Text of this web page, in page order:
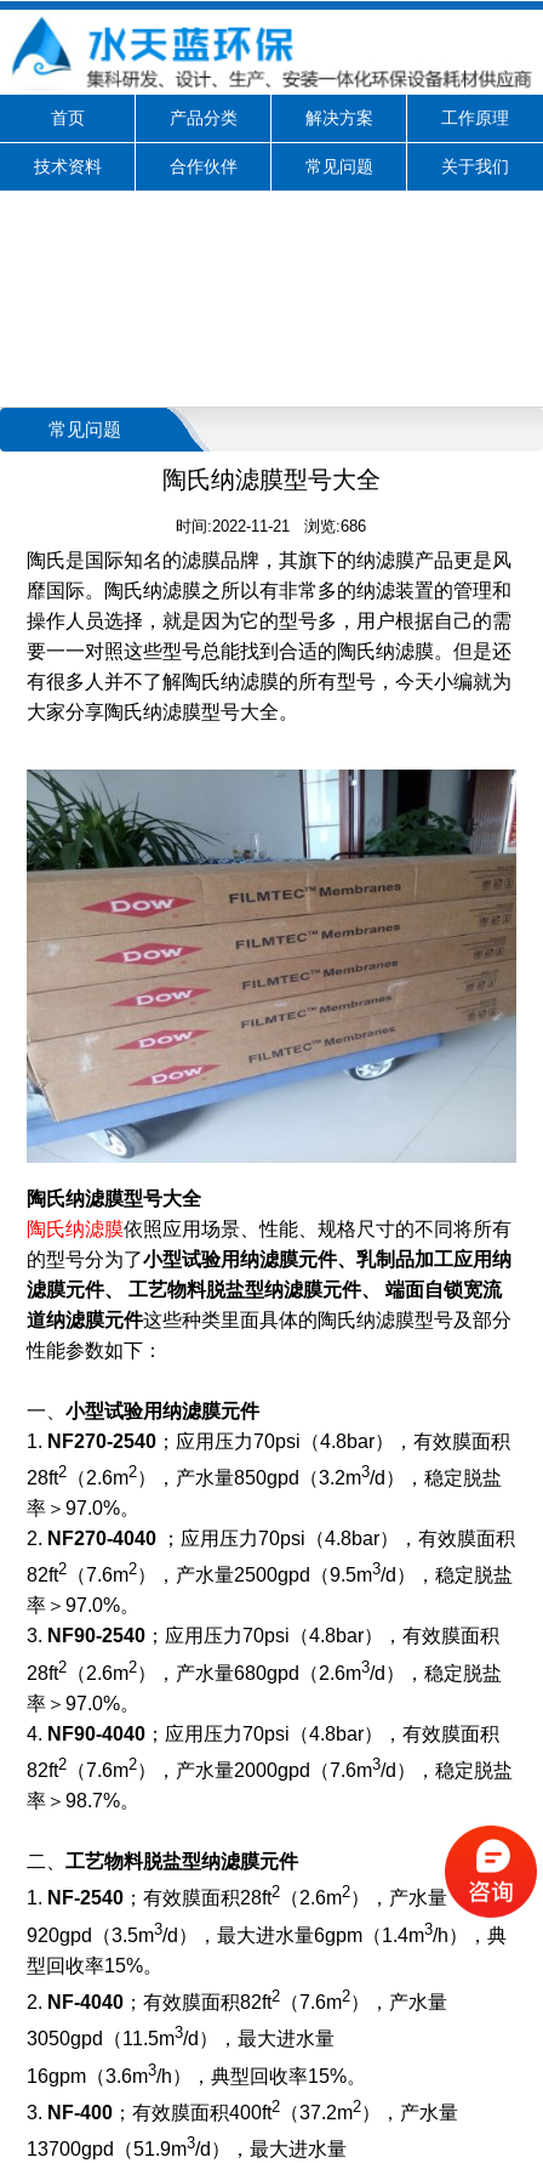
首页 产品分类 解决方案 工作原理
技术资料 合作伙伴 常见问题 关于我们
常见问题
陶氏纳滤膜型号大全
时间:2022-11-21 浏览:686
陶氏是国际知名的滤膜品牌，其旗下的纳滤膜产品更是风
靡国际。陶氏纳滤膜之所以有非常多的纳滤装置的管理和
操作人员选择，就是因为它的型号多，用户根据自己的需
要一一对照这些型号总能找到合适的陶氏纳滤膜。但是还
有很多人并不了解陶氏纳滤膜的所有型号，今天小编就为
大家分享陶氏纳滤膜型号大全。
陶氏纳滤膜型号大全
陶氏纳滤膜依照应用场景、性能、规格尺寸的不同将所有
的型号分为了小型试验用纳滤膜元件、乳制品加工应用纳
滤膜元件、 工艺物料脱盐型纳滤膜元件、 端面自锁宽流
道纳滤膜元件这些种类里面具体的陶氏纳滤膜型号及部分
性能参数如下：
一、 小型试验用纳滤膜元件
1. NF270-2540；应用压力70psi（4.8bar），有效膜面积
28ft2（2.6m2），产水量850gpd（3.2m3/d），稳定脱盐
率＞97.0%。
2. NF270-4040
；应用压力70psi（4.8bar），有效膜面积
82ft2（7.6m2），产水量2500gpd（9.5m3/d），稳定脱盐
率＞97.0%。
3. NF90-2540；应用压力70psi（4.8bar），有效膜面积
28ft2（2.6m2），产水量680gpd（2.6m3/d），稳定脱盐
率＞97.0%。
4. NF90-4040；应用压力70psi（4.8bar），有效膜面积
82ft2（7.6m2），产水量2000gpd（7.6m3/d），稳定脱盐
率＞98.7%。
二、 工艺物料脱盐型纳滤膜元件
1. NF-2540；有效膜面积28ft2（2.6m2），产水量
920gpd（3.5m3/d），最大进水量6gpm（1.4m3/h），典
型回收率15%。
2. NF-4040；有效膜面积82ft2（7.6m2），产水量
3050gpd（11.5m3/d），最大进水量
16gpm（3.6m3/h），典型回收率15%。
3. NF-400；有效膜面积400ft2（37.2m2），产水量
13700gpd（51.9m3/d），最大进水量